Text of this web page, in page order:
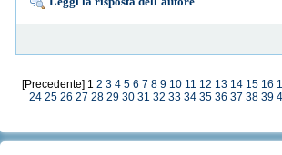
[Precedente] 12 3 4 5 6 7 8 9 10 11 12 13 14 15 16
24 25 26 27 28 29 30 31 32 33 34 35 36 37 38 39